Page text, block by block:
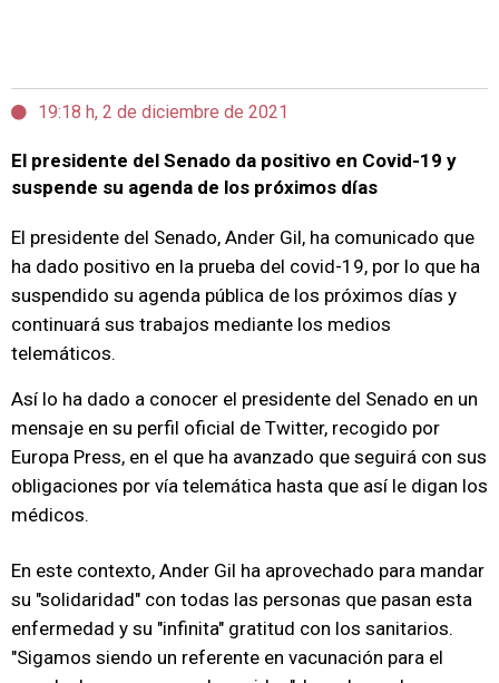
19:18 h, 2 de diciembre de 2021
El presidente del Senado da positivo en Covid-19 y
suspende su agenda de los próximos días
El presidente del Senado, Ander Gil, ha comunicado que
ha dado positivo en la prueba del covid-19, por lo que ha
suspendido su agenda pública de los próximos días y
continuará sus trabajos mediante los medios
telemáticos.
Así lo ha dado a conocer el presidente del Senado en un
mensaje en su perfil oficial de Twitter, recogido por
Europa Press, en el que ha avanzado que seguirá con sus
obligaciones por vía telemática hasta que así le digan los
médicos.
En este contexto, Ander Gil ha aprovechado para mandar
su "solidaridad" con todas las personas que pasan esta
enfermedad y su "infinita" gratitud con los sanitarios.
"Sigamos siendo un referente en vacunación para el